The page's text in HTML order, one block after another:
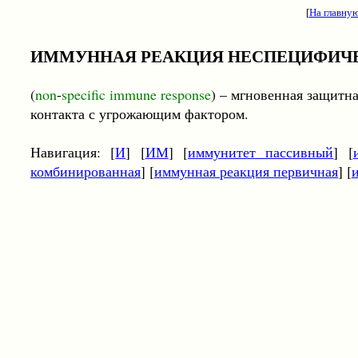
[На
ИММУННАЯ РЕАКЦИЯ
(non-specific immune response) – мгновенная
контакта с угрожающим фактором.
Навигация: [И] [ИМ] [иммунитет пассивный] [
комбинированная] [иммунная реакция первичная] [